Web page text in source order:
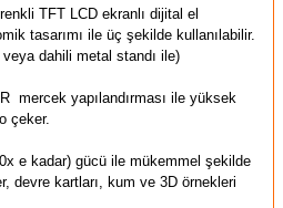
TFT LCD ekranlı dijital el
tasarımı ile üç şekilde kullanılabilir.
dahili metal standı ile)
IR mercek yapılandırması ile yüksek
çeker.
e kadar) gücü ile mükemmel şekilde
devre kartları, kum ve 3D örnekleri